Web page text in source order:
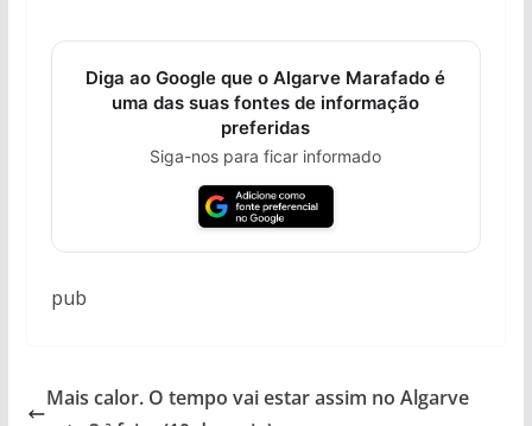
Diga ao Google que o Algarve Marafado é
uma das suas fontes de informação
preferidas
Siga-nos para ficar informado
pub
Mais calor. O tempo vai estar assim no Algarve